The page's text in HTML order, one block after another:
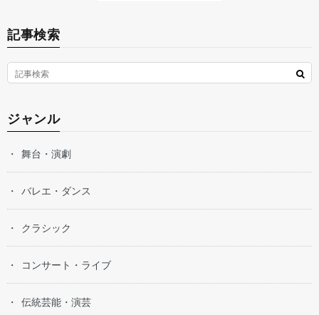
記事検索
ジャンル
舞台・演劇
バレエ・ダンス
クラシック
コンサート・ライブ
伝統芸能・演芸